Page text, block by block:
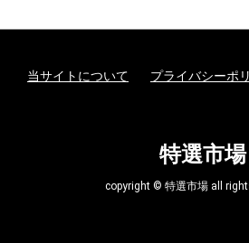
当サイトについて プライバシーポ
特選市場
copyright © 特選市場 all